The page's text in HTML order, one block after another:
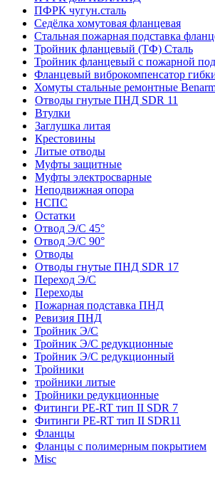
ПФРК чугун.сталь
Седёлка хомутовая фланцевая
Стальная пожарная подставка
Тройник фланцевый (ТФ) Сталь
Тройник фланцевый с пожарной
Фланцевый виброкомпенсатор
Хомуты стальные ремонтные
Отводы гнутые ПНД SDR 11
Втулки
Заглушка литая
Крестовины
Литые отводы
Муфты защитные
Муфты электросварные
Неподвижная опора
НСПС
Остатки
Отвод Э/С 45°
Отвод Э/С 90°
Отводы
Отводы гнутые ПНД SDR 17
Переход Э/С
Переходы
Пожарная подставка ПНД
Ревизия ПНД
Тройник Э/С
Тройник Э/С редукционные
Тройник Э/С редукционный
Тройники
тройники литые
Тройники редукционные
Фитинги PE-RT тип II SDR 7
Фитинги PE-RT тип II SDR11
Фланцы
Фланцы с полимерным покрытием
Misc